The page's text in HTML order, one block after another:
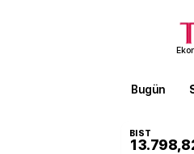
Bugün
BIST